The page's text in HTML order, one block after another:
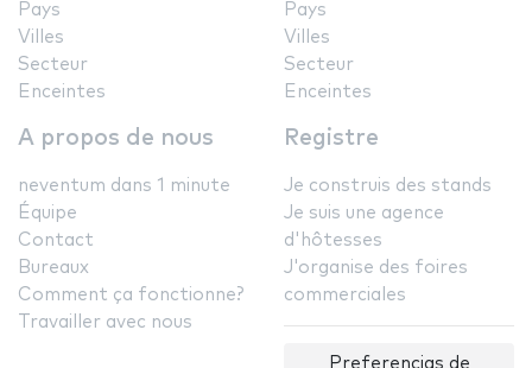
Pays
Villes
Secteur
Enceintes
Pays
Villes
Secteur
Enceintes
A propos de nous
neventum dans 1 minute
Équipe
Contact
Bureaux
Comment ça fonctionne?
Travailler avec nous
Registre
Je construis des stands
Je suis une agence
d'hôtesses
J'organise des foires
commerciales
Preferencias de